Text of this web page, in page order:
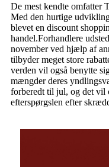
De mest kendte omfatter
Med den hurtige
blevet en discount
handel.Forhandlere
november ved hjælp af
tilbyder meget store
verden vil også benytte
mængder deres
forberedt til jul, og det vil
efterspørgslen efter